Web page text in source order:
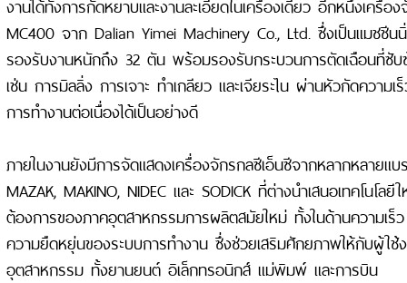
MC400 จาก Dalian Yimei Machinery Co., Ltd. ซึ่งเป็นแมชชีน
รองรับงานหนักถึง 32 ตัน พร้อมรองรับกระบวนการตัดเฉือนที่ซั
เช่น การมิลลิ่ง การเจาะ ทำเกลียว และเจียระไน ผ่านหัวกัดความเ
การทำงานต่อเนื่องได้เป็นอย่างดี
ภายในงานยังมีการจัดแสดงเครื่องจักรกลซีเอ็นซีจากหลากหลายแ
MAZAK, MAKINO, NIDEC และ SODICK ที่ต่างนำเสนอเทคโนโล
ต้องการของภาคอุตสาหกรรมการผลิตสมัยใหม่ ทั้งในด้านความเร็
ความยืดหยุ่นของระบบการทำงาน ซึ่งช่วยเสริมศักยภาพให้กับผู้ใช้
อุตสาหกรรม ทั้งยานยนต์ อิเล็กทรอนิกส์ แม่พิมพ์ และการบิน